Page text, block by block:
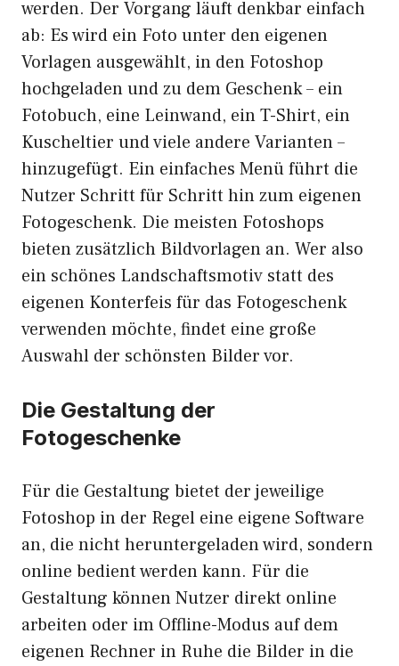
werden. Der Vorgang läuft denkbar einfach
ab: Es wird ein Foto unter den eigenen
Vorlagen ausgewählt, in den Fotoshop
hochgeladen und zu dem Geschenk – ein
Fotobuch, eine Leinwand, ein T-Shirt, ein
Kuscheltier und viele andere Varianten –
hinzugefügt. Ein einfaches Menü führt die
Nutzer Schritt für Schritt hin zum eigenen
Fotogeschenk. Die meisten Fotoshops
bieten zusätzlich Bildvorlagen an. Wer also
ein schönes Landschaftsmotiv statt des
eigenen Konterfeis für das Fotogeschenk
verwenden möchte, findet eine große
Auswahl der schönsten Bilder vor.
Die Gestaltung der
Fotogeschenke
Für die Gestaltung bietet der jeweilige
Fotoshop in der Regel eine eigene Software
an, die nicht heruntergeladen wird, sondern
online bedient werden kann. Für die
Gestaltung können Nutzer direkt online
arbeiten oder im Offline-Modus auf dem
eigenen Rechner in Ruhe die Bilder in die